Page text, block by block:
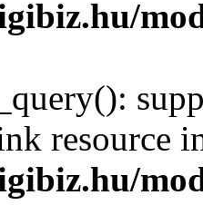
resource